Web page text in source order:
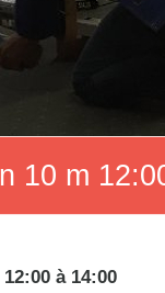
10 m
12:00 à 14:00